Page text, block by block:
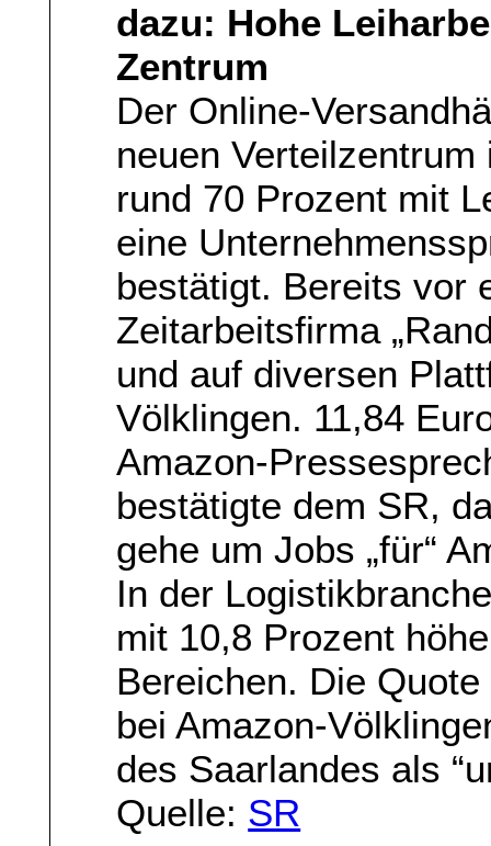
dazu: Hohe
Zentrum
Der Online-
neuen
rund 70 Prozent mit
eine
bestätigt. Bereits vor
Zeitarbeitsfirma
und auf diversen
Völklingen. 11,84
Amazon-
bestätigte dem SR,
gehe um Jobs „für“
In der
mit 10,8 Prozent
Bereichen. Die
bei Amazon-
des Saarlandes als
Quelle: SR